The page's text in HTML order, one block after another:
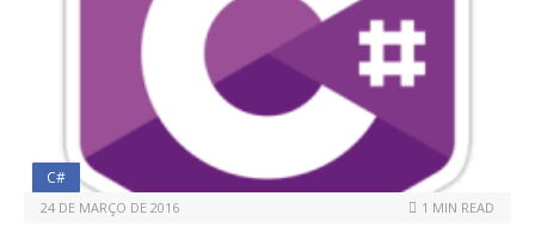
C#
24 DE MARÇO DE 2016 1 MIN READ